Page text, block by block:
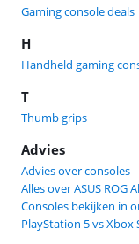
Gaming console deals
H
Handheld gaming
T
Thumb grips
Advies
Advies over consoles
Alles over ASUS ROG
Consoles bekijken in
PlayStation 5 vs Xbox